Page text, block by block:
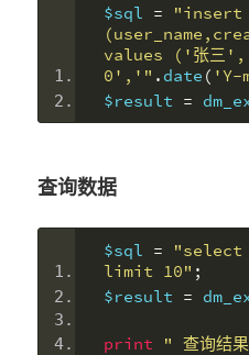
$sql =
"insert
values ('张三
0','" . date ( 'Y-
$result =
查询数据
$sql =
"select
limit 10" ;
$result =
print " 查询结